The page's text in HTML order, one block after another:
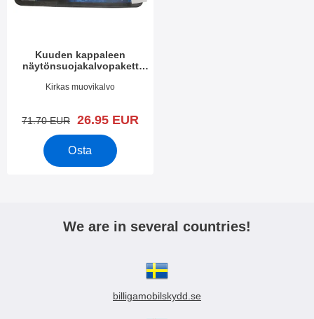
Kuuden kappaleen
näytönsuojakalvopakett
Tuote.nro 42626
Kirkas muovikalvo
vanha hinta
71.70 EUR uusi hinta
26.95 EUR
Osta
We are in several countries!
billigamobilskydd.se